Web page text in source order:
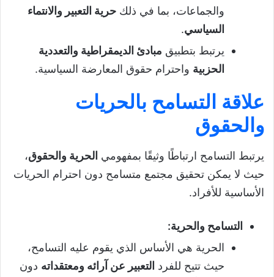
والجماعات، بما في ذلك حرية التعبير والانتماء
السياسي.
يرتبط بتطبيق مبادئ الديمقراطية والتعددية
الحزبية واحترام حقوق المعارضة السياسية.
علاقة التسامح بالحريات
والحقوق
يرتبط التسامح ارتباطًا وثيقًا بمفهومي الحرية والحقوق،
حيث لا يمكن تحقيق مجتمع متسامح دون احترام الحريات
الأساسية للأفراد.
التسامح والحرية:
الحرية هي الأساس الذي يقوم عليه التسامح،
حيث تتيح للفرد التعبير عن آرائه ومعتقداته دون